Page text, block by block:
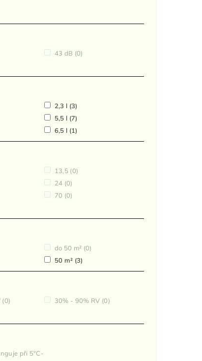
43 dB (0)
2,3 l (3)
5,5 l (7)
6,5 l (1)
13,5 (0)
24 (0)
70 (0)
do 50 m² (0)
50 m² (3)
(0) 30% - 90% RV (0)
při 5°C-